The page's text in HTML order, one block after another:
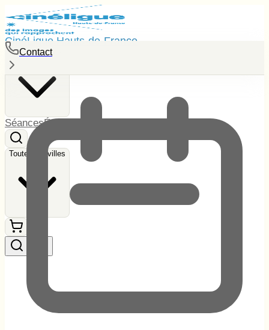
CinéLigue Hauts-de-France
Toutes les villes
SéancesÉvénements
Toutes les villes
Contact